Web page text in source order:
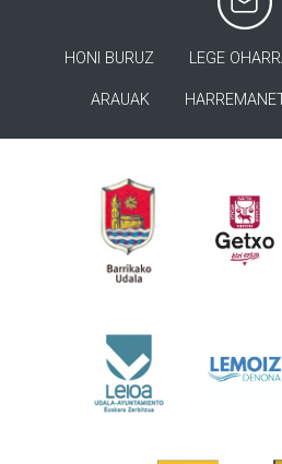
HONI BURUZ LEGE
ARAUAK